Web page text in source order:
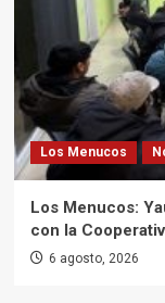
Los Menucos
Los Menucos:
con la
6 agosto, 2026